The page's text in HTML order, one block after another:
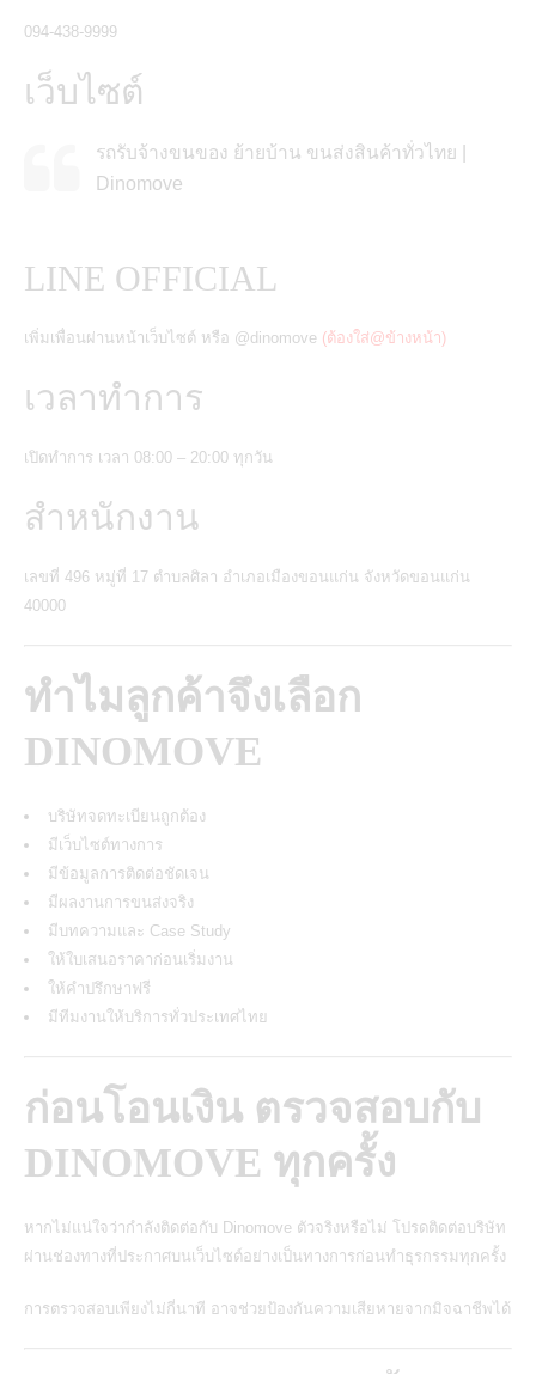
094-438-9999
เว็บไซต์
รถรับจ้างขนของ ย้ายบ้าน ขนส่งสินค้าทั่วไทย |
Dinomove
LINE OFFICIAL
เพิ่มเพื่อนผ่านหน้าเว็บไซต์ หรือ @dinomove (ต้องใส่@ข้างหน้า)
เวลาทำการ
เปิดทำการ เวลา 08:00 – 20:00 ทุกวัน
สำหนักงาน
เลขที่ 496 หมู่ที่ 17 ตำบลศิลา อำเภอเมืองขอนแก่น จังหวัดขอนแก่น
40000
ทำไมลูกค้าจึงเลือก
DINOMOVE
บริษัทจดทะเบียนถูกต้อง
มีเว็บไซต์ทางการ
มีข้อมูลการติดต่อชัดเจน
มีผลงานการขนส่งจริง
มีบทความและ Case Study
ให้ใบเสนอราคาก่อนเริ่มงาน
ให้คำปรึกษาฟรี
มีทีมงานให้บริการทั่วประเทศไทย
ก่อนโอนเงิน ตรวจสอบกับ
DINOMOVE ทุกครั้ง
หากไม่แน่ใจว่ากำลังติดต่อกับ Dinomove ตัวจริงหรือไม่ โปรดติดต่อบริษัท
ผ่านช่องทางที่ประกาศบนเว็บไซต์อย่างเป็นทางการก่อนทำธุรกรรมทุกครั้ง
การตรวจสอบเพียงไม่กี่นาที อาจช่วยป้องกันความเสียหายจากมิจฉาชีพได้